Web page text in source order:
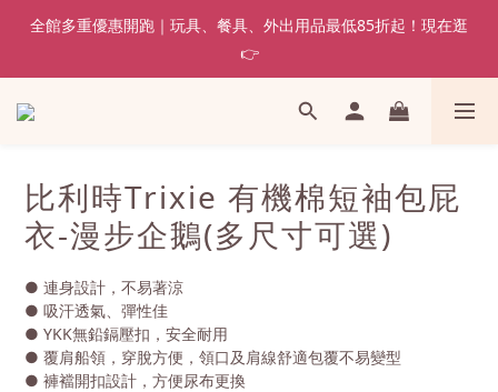
全館多重優惠開跑｜玩具、餐具、外出用品最低85折起！現在逛
👉
比利時Trixie 有機棉短袖包屁
衣-漫步企鵝(多尺寸可選)
● 連身設計，不易著涼
● 吸汗透氣、彈性佳
● YKK無鉛鎘壓扣，安全耐用
● 覆肩船領，穿脫方便，領口及肩線舒適包覆不易變型
● 褲襠開扣設計，方便尿布更換